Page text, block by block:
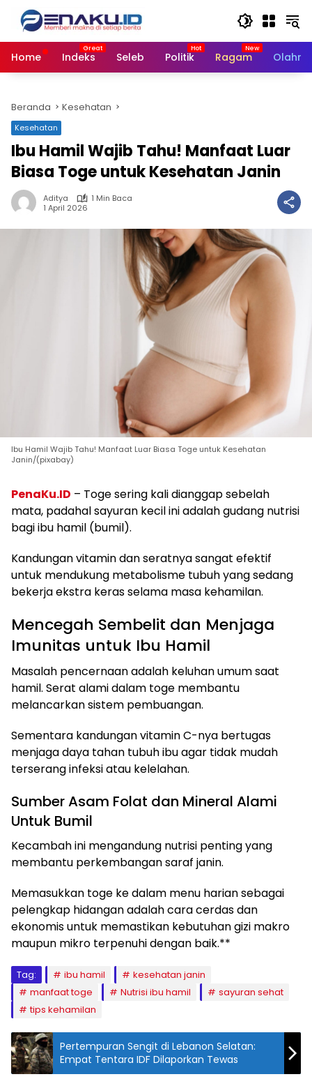
Langsung
konten
Home
Indeks Seleb Politik Ragam
Beranda Kesehatan
Kesehatan
Ibu Hamil Wajib Tahu! Manfaat Luar
Biasa Toge untuk Kesehatan Janin
Aditya
1 Min Baca
1 April 2026
Ibu Hamil Wajib Tahu! Manfaat Luar Biasa Toge untuk Kesehatan
Janin/(pixabay)
PenaKu.ID – Toge sering kali dianggap sebelah
mata, padahal sayuran kecil ini adalah gudang nutrisi
bagi ibu hamil (bumil).
Kandungan vitamin dan seratnya sangat efektif
untuk mendukung metabolisme tubuh yang sedang
bekerja ekstra keras selama masa kehamilan.
Mencegah Sembelit dan Menjaga
Imunitas untuk Ibu Hamil
Masalah pencernaan adalah keluhan umum saat
hamil. Serat alami dalam toge membantu
melancarkan sistem pembuangan.
Sementara kandungan vitamin C-nya bertugas
menjaga daya tahan tubuh ibu agar tidak mudah
terserang infeksi atau kelelahan.
Sumber Asam Folat dan Mineral Alami
Untuk Bumil
Kecambah ini mengandung nutrisi penting yang
membantu perkembangan saraf janin.
Memasukkan toge ke dalam menu harian sebagai
pelengkap hidangan adalah cara cerdas dan
ekonomis untuk memastikan kebutuhan gizi makro
maupun mikro terpenuhi dengan baik.**
Tag: ibu hamil
kesehatan janin
manfaat toge
Nutrisi ibu hamil
sayuran sehat
tips kehamilan
Pertempuran Sengit di Lebanon Selatan:
Empat Tentara IDF Dilaporkan Tewas